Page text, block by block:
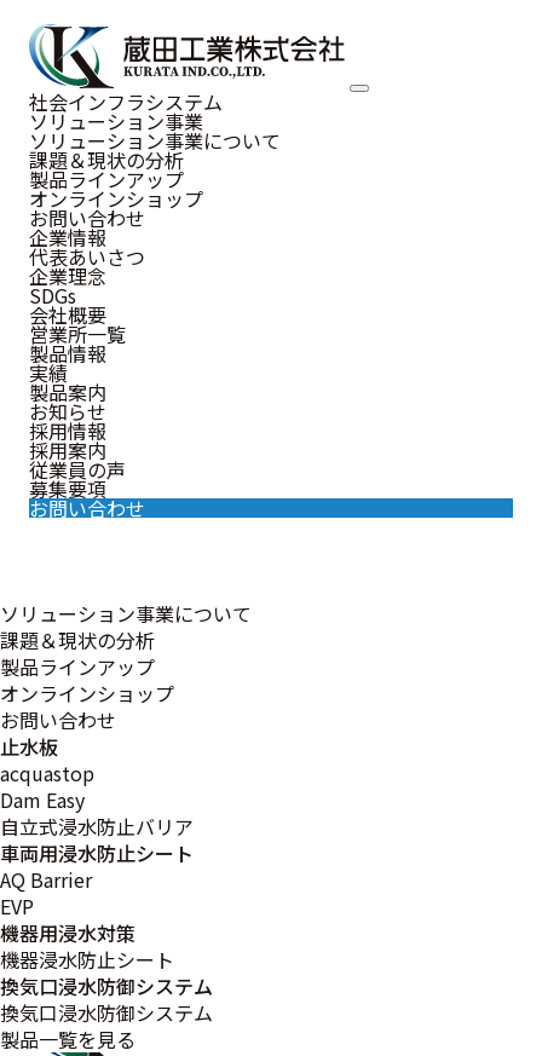
社会インフラシステム
ソリューション事業
ソリューション事業について
課題＆現状の分析
製品ラインアップ
オンラインショップ
お問い合わせ
企業情報
代表あいさつ
企業理念
SDGs
会社概要
営業所一覧
製品情報
実績
製品案内
お知らせ
採用情報
採用案内
従業員の声
募集要項
お問い合わせ
ソリューション事業について
課題＆現状の分析
製品ラインアップ
オンラインショップ
お問い合わせ
止水板
acquastop
Dam Easy
自立式浸水防止バリア
車両用浸水防止シート
AQ Barrier
EVP
機器用浸水対策
機器浸水防止シート
換気口浸水防御システム
換気口浸水防御システム
製品一覧を見る
NEWS
お知らせ
2023.09.29
当社のSDGsの取り組みが、SDGs
fukuokaに掲載されました。
当社は社会システム事業および水害対策製品販売事業を通
< 前ページ